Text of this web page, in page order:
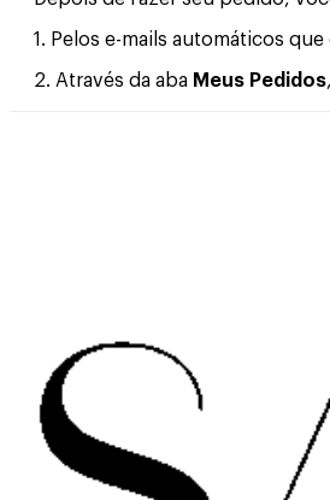
1. Pelos e-mails automáticos
2. Através da aba Meus Pedidos